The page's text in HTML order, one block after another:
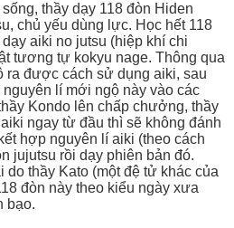
thầy dạy 118 đòn Hiden
chủ yếu dùng lực. Học hết 118
aiki no jutsu (hiệp khí chi
tương tự kokyu nage. Thông qua
ra được cách sử dụng aiki, sau
lí mới ngộ này vào các
Kondo lên chấp chưởng, thầy
ngay từ đầu thì sẽ không đánh
hợp nguyên lí aiki (theo cách
jujutsu rồi dạy phiên bản đó.
thầy Kato (một đệ tử khác của
đòn này theo kiểu ngày xưa
bạo.